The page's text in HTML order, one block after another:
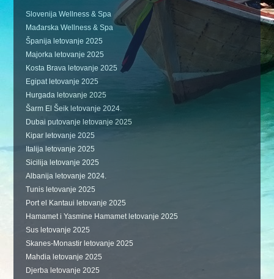
Slovenija Wellness & Spa
Mađarska Wellness & Spa
Španija letovanje 2025
Majorka letovanje 2025
Kosta Brava letovanje 2025
Egipat letovanje 2025
Hurgada letovanje 2025
Šarm El Šeik letovanje 2024.
Dubai putovanje letovanje 2025
Kipar letovanje 2025
Italija letovanje 2025
Sicilija letovanje 2025
Albanija letovanje 2024.
Tunis letovanje 2025
Port el Kantaui letovanje 2025
Hamamet i Yasmine Hamamet letovanje 2025
Sus letovanje 2025
Skanes-Monastir letovanje 2025
Mahdia letovanje 2025
Djerba letovanje 2025